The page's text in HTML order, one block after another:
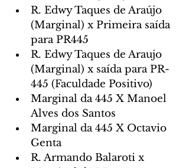
R. Edwy Taques de Araújo
(Marginal) x Primeira saída
para PR445
R. Edwy Taques de Araujo
(Marginal) x saída para PR-
445 (Faculdade Positivo)
Marginal da 445 X Manoel
Alves dos Santos
Marginal da 445 X Octavio
Genta
R. Armando Balaroti x